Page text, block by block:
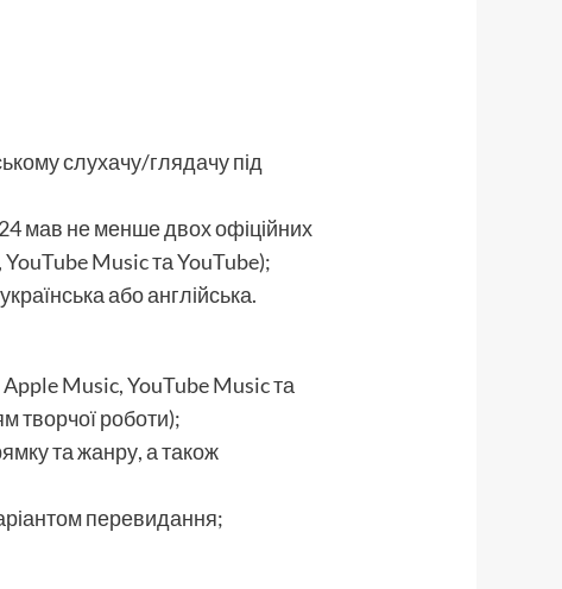
слухачу/глядачу під
мав не менше двох офіційних
Music та YouTube);
або англійська.
Music, YouTube Music та
творчої роботи);
та жанру, а також
перевидання;